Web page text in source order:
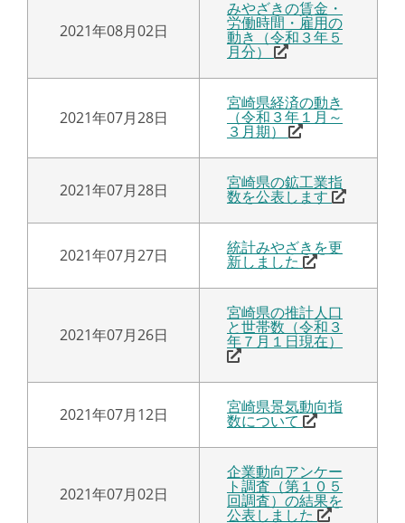
2021年08月02日
みやざきの賃金・
労働時間・雇用の
動き（令和３年５
月分）
2021年07月28日
宮崎県経済の動き
（令和３年１月～
３月期）
2021年07月28日
宮崎県の鉱工業指
数を公表します
2021年07月27日
統計みやざきを更
新しました
2021年07月26日
宮崎県の推計人口
と世帯数（令和３
年７月１日現在）
2021年07月12日
宮崎県景気動向指
数について
2021年07月02日
企業動向アンケー
ト調査（第１０５
回調査）の結果を
公表しました